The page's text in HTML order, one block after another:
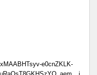
e0cnZKLK-